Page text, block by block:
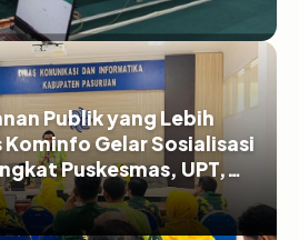
Publik yang Lebih
Kominfo Gelar Sosialisasi
Puskesmas, UPT,
Pasuruan